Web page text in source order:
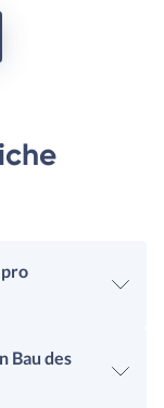
Bau des